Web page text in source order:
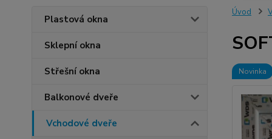
Plastová okna
Sklepní okna
Střešní okna
Balkonové dveře
Vchodové dveře
Úvod
Novinka